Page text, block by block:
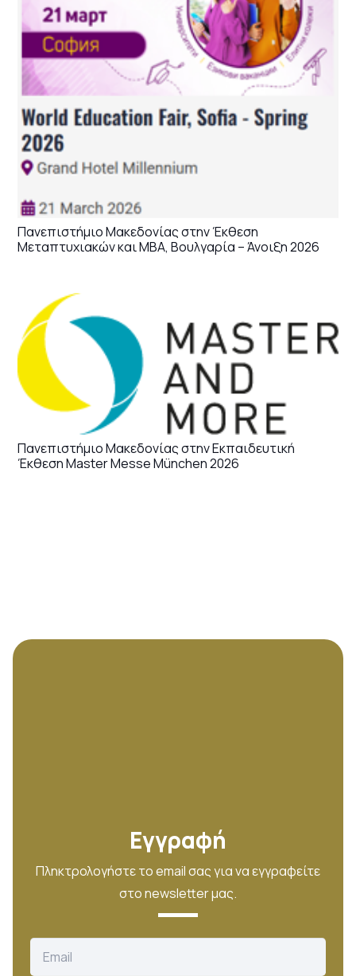
Πανεπιστήμιο Μακεδονίας στην Έκθεση
Μεταπτυχιακών και MBA, Βουλγαρία – Άνοιξη 2026
Πανεπιστήμιο Μακεδονίας στην Εκπαιδευτική
Έκθεση Master Messe München 2026
Εγγραφή
Πληκτρολογήστε το email σας για να εγγραφείτε
στο newsletter μας.